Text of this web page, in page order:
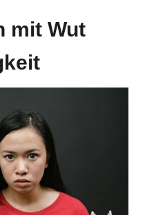
mit Wut